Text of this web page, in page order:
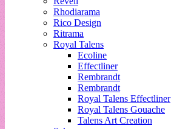
Rhodiarama
Rico Design
Ritrama
Royal Talens
Ecoline
Effectliner
Rembrandt
Rembrandt
Royal Talens Effectliner
Royal Talens Gouache
Talens Art Creation